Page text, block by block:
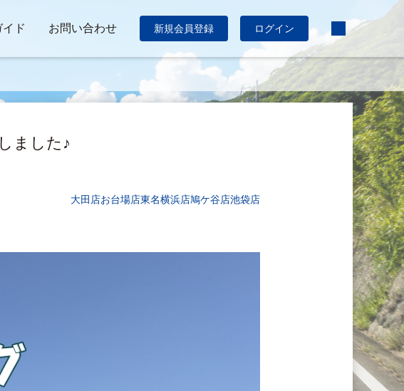
イド お問い合わせ 新規会員登録 ログイン
ました♪
大田店お台場店東名横浜店鳩ケ谷店池袋店